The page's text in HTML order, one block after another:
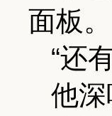
面板。
“还
他